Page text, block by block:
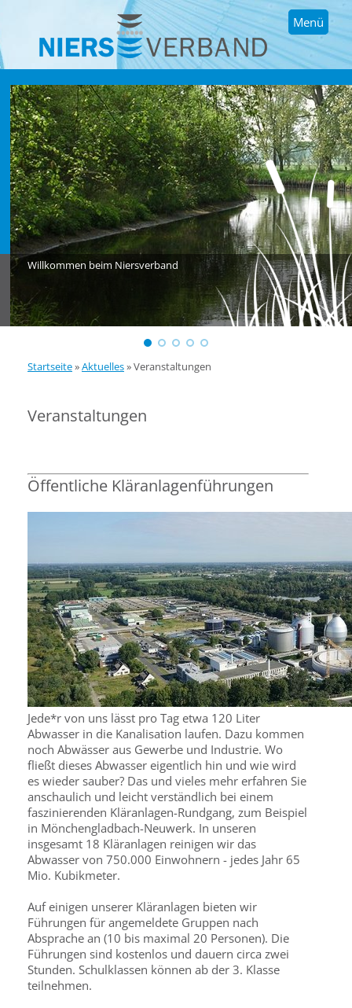
Menü
Willkommen beim Niersverband
Startseite»Aktuelles»Veranstaltungen
Veranstaltungen
Öffentliche Kläranlagenführungen
Jede*r von uns lässt pro Tag etwa 120 Liter
Abwasser in die Kanalisation laufen. Dazu kommen
noch Abwässer aus Gewerbe und Industrie. Wo
fließt dieses Abwasser eigentlich hin und wie wird
es wieder sauber? Das und vieles mehr erfahren Sie
anschaulich und leicht verständlich bei einem
faszinierenden Kläranlagen-Rundgang, zum Beispiel
in Mönchengladbach-Neuwerk. In unseren
insgesamt 18 Kläranlagen reinigen wir das
Abwasser von 750.000 Einwohnern - jedes Jahr 65
Mio. Kubikmeter.
Auf einigen unserer Kläranlagen bieten wir
Führungen für angemeldete Gruppen nach
Absprache an (10 bis maximal 20 Personen). Die
Führungen sind kostenlos und dauern circa zwei
Stunden. Schulklassen können ab der 3. Klasse
teilnehmen.